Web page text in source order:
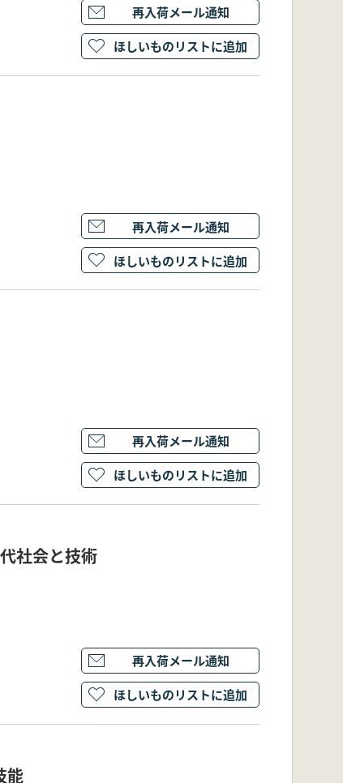
再入荷メール通知
ほしいものリストに追加
再入荷メール通知
ほしいものリストに追加
再入荷メール通知
ほしいものリストに追加
社会と技術
再入荷メール通知
ほしいものリストに追加
能